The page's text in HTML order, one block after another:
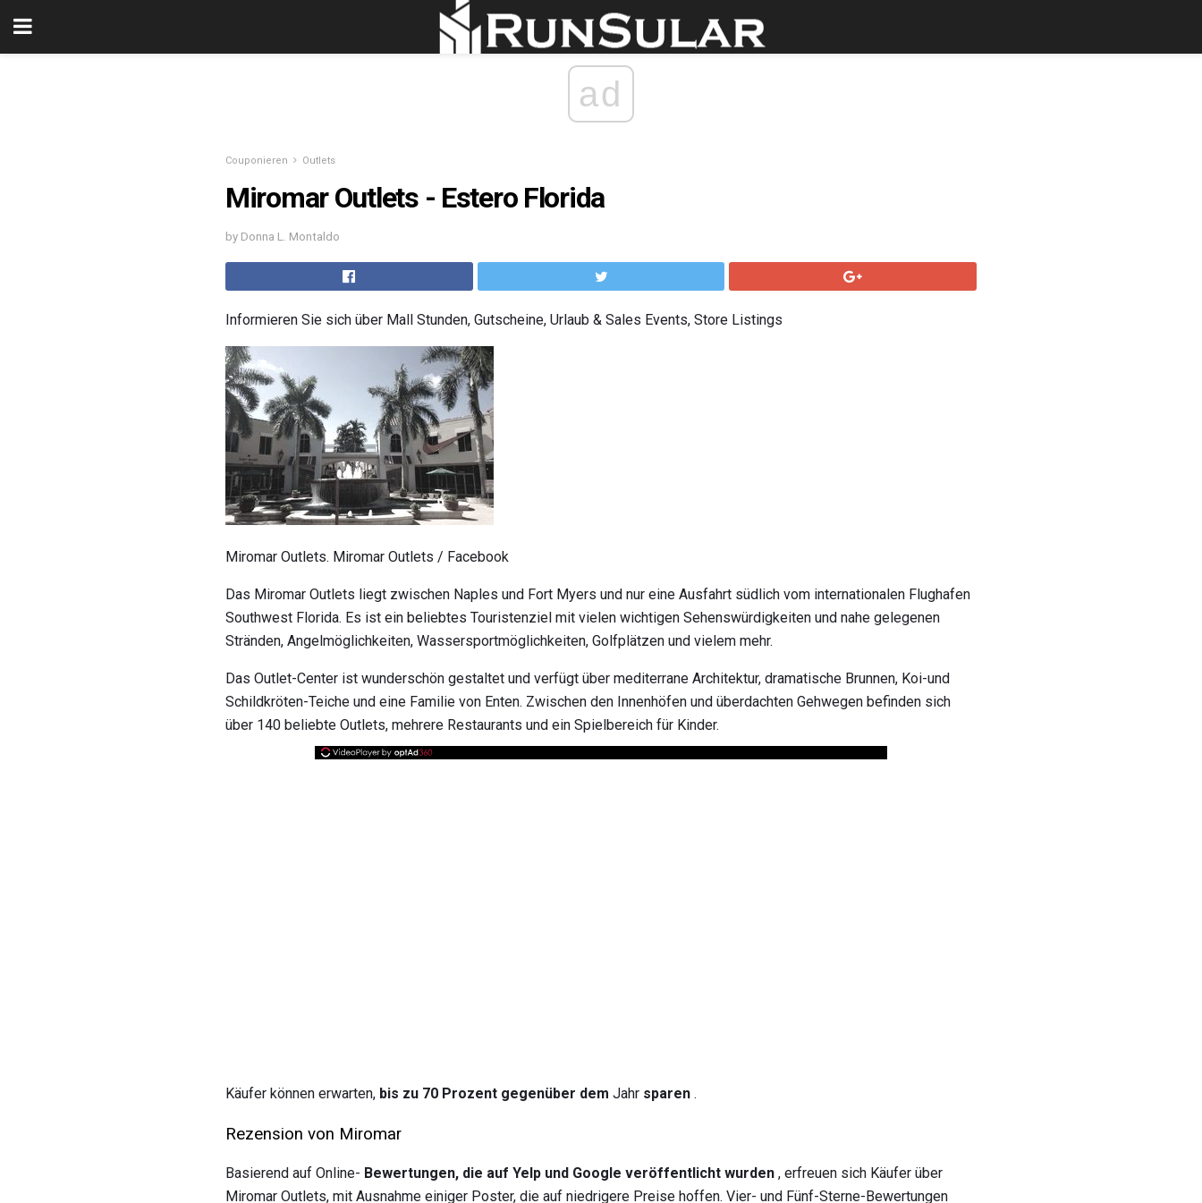
ad
Couponieren Outlets
Miromar Outlets - Estero Florida
by Donna L. Montaldo
Informieren Sie sich über Mall Stunden, Gutscheine, Urlaub & Sales Events, Store Listings
Miromar Outlets. Miromar Outlets / Facebook
Das Miromar Outlets liegt zwischen Naples und Fort Myers und nur eine Ausfahrt südlich vom internationalen Flughafen
Southwest Florida. Es ist ein beliebtes Touristenziel mit vielen wichtigen Sehenswürdigkeiten und nahe gelegenen
Stränden, Angelmöglichkeiten, Wassersportmöglichkeiten, Golfplätzen und vielem mehr.
Das Outlet-Center ist wunderschön gestaltet und verfügt über mediterrane Architektur, dramatische Brunnen, Koi-und
Schildkröten-Teiche und eine Familie von Enten. Zwischen den Innenhöfen und überdachten Gehwegen befinden sich
über 140 beliebte Outlets, mehrere Restaurants und ein Spielbereich für Kinder.
Käufer können erwarten, bis zu 70 Prozent gegenüber dem Jahr sparen .
Rezension von Miromar
Basierend auf Online- Bewertungen, die auf Yelp und Google veröffentlicht wurden , erfreuen sich Käufer über
Miromar Outlets, mit Ausnahme einiger Poster, die auf niedrigere Preise hoffen. Vier- und Fünf-Sterne-Bewertungen